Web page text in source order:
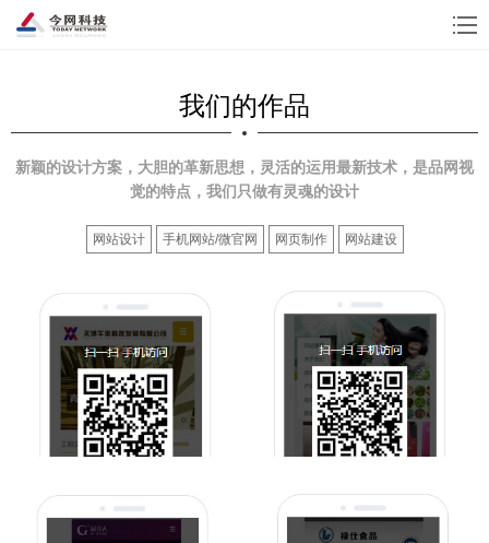
我们的作品
新颖的设计方案，大胆的革新思想，灵活的运用最新技术，是品网视
觉的特点，我们只做有灵魂的设计
网站设计 手机网站/微官网 网页制作 网站建设